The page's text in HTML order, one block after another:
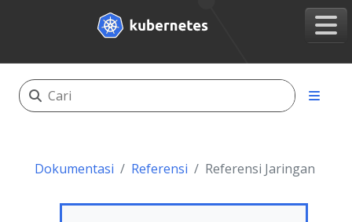
Dokumentasi Referensi Referensi Jaringan